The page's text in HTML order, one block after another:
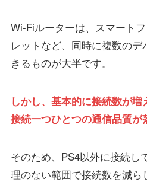
Wi-Fiルーターは、スマート
レットなど、同時に複数の
きるものが大半です。
しかし、基本的に接続数が増
接続一つひとつの通信品質が
そのため、PS4以外に接続し
理のない範囲で接続数を減ら